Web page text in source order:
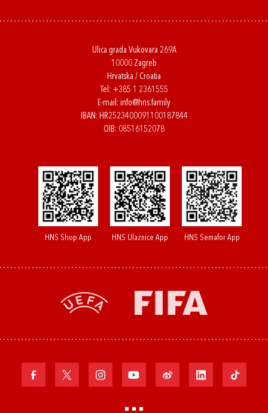
Ulica grada Vukovara 269A
10000 Zagreb
Hrvatska / Croatia
Tel: +385 1 2361555
E-mail: info@hns.family
IBAN: HR2523400091100187844
OIB: 08516152078
HNS Shop App HNS Ulaznice App HNS Semafor App